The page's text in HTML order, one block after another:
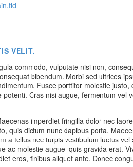
VELIT.
commodo, vulputate nisi non,
bibendum. Morbi sed ultrices
Fusce porttitor molestie justo,
Cras nisi augue, fermentum vel
imperdiet fringilla dolor nec
quis dictum nunc dapibus porta.
a tellus nec turpis vestibulum luctus vel
ac molestie augue, quis gravida erat.
eros, finibus aliquet ante. Donec